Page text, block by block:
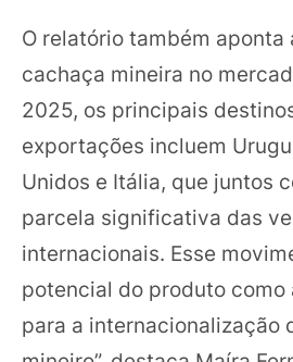
O relatório também aponta
cachaça mineira no
2025, os principais
exportações incluem
Unidos e Itália, que juntos
parcela significativa das
internacionais. Esse
potencial do produto
para a internacionalização